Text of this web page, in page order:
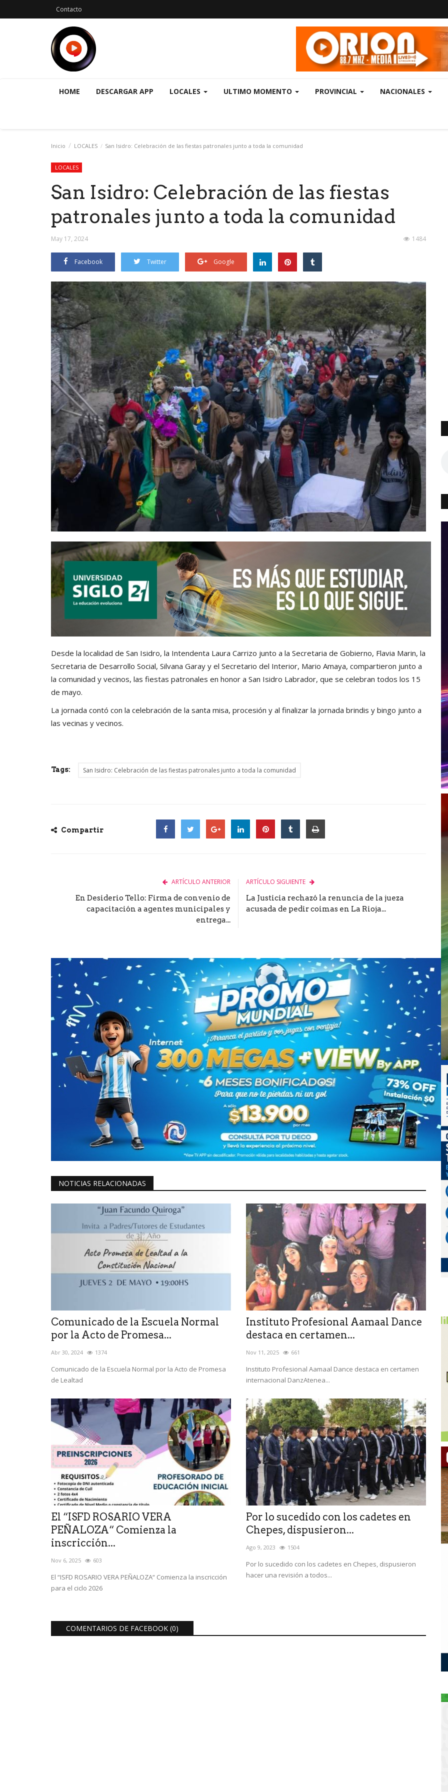
Contacto
HOME DESCARGAR APP LOCALES ULTIMO MOMENTO PROVINCIAL NACIONALES
Inicio LOCALES San Isidro: Celebración de las fiestas patronales junto a toda la comunidad
LOCALES
San Isidro: Celebración de las fiestas
patronales junto a toda la comunidad
May 17, 2024 1484
Facebook Twitter Google
Desde la localidad de San Isidro, la Intendenta Laura Carrizo junto a la Secretaria de Gobierno, Flavia Marin, la
Secretaria de Desarrollo Social, Silvana Garay y el Secretario del Interior, Mario Amaya, compartieron junto a
la comunidad y vecinos, las fiestas patronales en honor a San Isidro Labrador, que se celebran todos los 15
de mayo.
La jornada contó con la celebración de la santa misa, procesión y al finalizar la jornada brindis y bingo junto a
las vecinas y vecinos.
Tags: San Isidro: Celebración de las fiestas patronales junto a toda la comunidad
Compartir
ARTÍCULO ANTERIOR
En Desiderio Tello: Firma de convenio de
capacitación a agentes municipales y
entrega...
ARTÍCULO SIGUIENTE
La Justicia rechazó la renuncia de la jueza
acusada de pedir coimas en La Rioja...
NOTICIAS RELACIONADAS
Comunicado de la Escuela Normal
por la Acto de Promesa...
Abr 30, 2024 1374
Comunicado de la Escuela Normal por la Acto de Promesa
de Lealtad
Instituto Profesional Aamaal Dance
destaca en certamen...
Nov 11, 2025 661
Instituto Profesional Aamaal Dance destaca en certamen
internacional DanzAtenea...
El “ISFD ROSARIO VERA
PEÑALOZA“ Comienza la
inscricción...
Nov 6, 2025 603
El “ISFD ROSARIO VERA PEÑALOZA“ Comienza la inscricción
para el ciclo 2026
Por lo sucedido con los cadetes en
Chepes, dispusieron...
Ago 9, 2023 1504
Por lo sucedido con los cadetes en Chepes, dispusieron
hacer una revisión a todos...
COMENTARIOS DE FACEBOOK (0)